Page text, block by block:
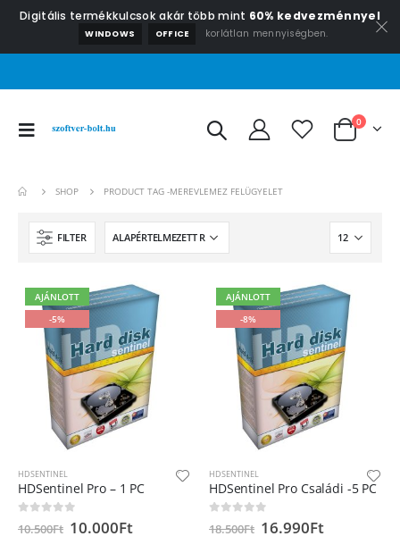
Digitális termékkulcsok akár több mint 60% kedvezménnyel
WINDOWS OFFICE korlátlan mennyiségben.
0
SHOP PRODUCT TAG -MEREVLEMEZ FELÜGYELET
FILTER
AJÁNLOTT
-5%
HDSENTINEL
HDSentinel Pro – 1 PC
10.500Ft 10.000Ft
AJÁNLOTT
-8%
HDSENTINEL
HDSentinel Pro Családi -5 PC
18.500Ft 16.990Ft